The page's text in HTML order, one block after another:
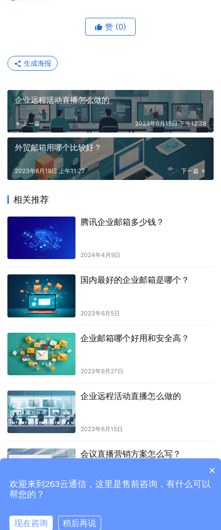
赞 (0)
生成海报
企业远程活动直播怎么做的
上一篇 2023年6月15日 下午12:38
外贸邮箱用哪个比较好？
下一篇
2023年6月19日 上午11:27
相关推荐
腾讯企业邮箱多少钱？
2024年4月9日
国内最好的企业邮箱是哪个？
2023年6月5日
企业邮箱哪个好用和安全高？
2023年9月27日
企业远程活动直播怎么做的
2023年6月15日
会议直播营销方案怎么写？
2023年7月24日
×
欢迎来到263云通信，这里是售前咨询，有什么可以
帮您的？
现在咨询 稍后再说